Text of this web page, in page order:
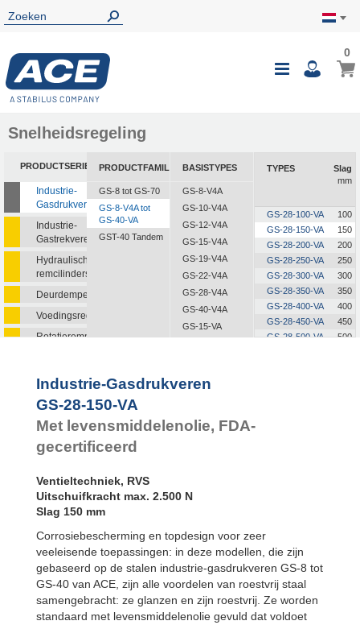
Toggle
00
Snelheidsregeling
PRODUCTSERIE
Industrie-
Gasdrukveren
Industrie-
Gastrekveren
Hydraulische
remcilinders
Deurdempers
Voedingsregelaars
Rotatieremmen
PRODUCTFAMILIE
GS-8 tot GS-70
GS-8-V4A tot
GS-40-VA
GST-40 Tandem
BASISTYPES
GS-8-V4A
GS-10-V4A
GS-12-V4A
GS-15-V4A
GS-19-V4A
GS-22-V4A
GS-28-V4A
GS-40-V4A
GS-15-VA
TYPES
Slag
mm
GS-28-100-VA
100
GS-28-150-VA
150
GS-28-200-VA
200
GS-28-250-VA
250
GS-28-300-VA
300
GS-28-350-VA
350
GS-28-400-VA
400
GS-28-450-VA
450
GS-28-500-VA
500
Industrie-Gasdrukveren
GS-28-150-VA
Met levensmiddelenolie, FDA-
gecertificeerd
Ventieltechniek, RVS
Uitschuifkracht max. 2.500 N
Slag 150 mm
Corrosiebescherming en topdesign voor zeer
veeleisende toepassingen: in deze modellen, die zijn
gebaseerd op de stalen industrie-gasdrukveren GS-8 tot
GS-40 van ACE, zijn alle voordelen van roestvrij staal
samengebracht: ze glanzen en zijn roestvrij. Ze worden
standaard met levensmiddelenolie gevuld dat voldoet